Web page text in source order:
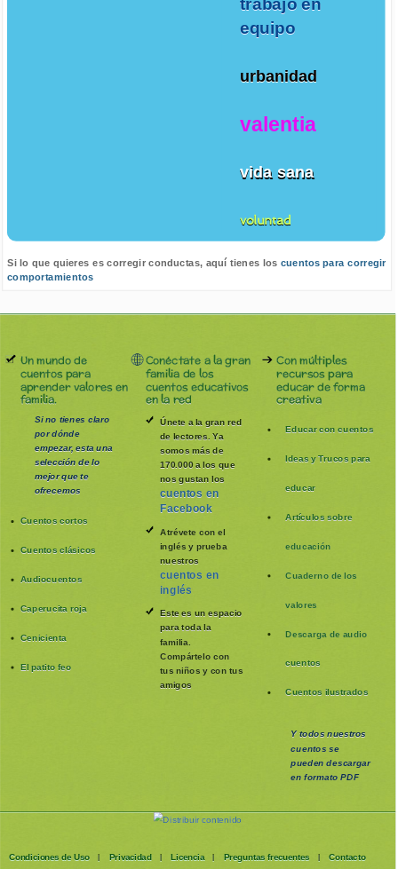
trabajo en
equipo
urbanidad
valentia
vida sana
voluntad
Si lo que quieres es corregir conductas, aquí tienes los cuentos para corregir
comportamientos
Un mundo de
cuentos para
aprender valores en
familia.
Si no tienes claro
por dónde
empezar, esta una
selección de lo
mejor que te
ofrecemos
Cuentos cortos
Cuentos clásicos
Audiocuentos
Caperucita roja
Cenicienta
El patito feo
Conéctate a la gran
familia de los
cuentos educativos
en la red
Únete a la gran red
de lectores. Ya
somos más de
170.000 a los que
nos gustan los
cuentos en
Facebook
Atrévete con el
inglés y prueba
nuestros
cuentos en
inglés
Este es un espacio
para toda la
familia
Compártelo con
tus niños y con tus
amigos
Con múltiples
recursos para
educar de forma
creativa
Educar con cuentos
Ideas y Trucos para
educar
Artículos sobre
educación
Cuaderno de los
valores
Descarga de audio
cuentos
Cuentos ilustrados
Y todos nuestros
cuentos se
puedendescargar
en formato PDF
Condiciones de Uso | Privacidad | Licencia | Preguntas frecuentes | Contacto